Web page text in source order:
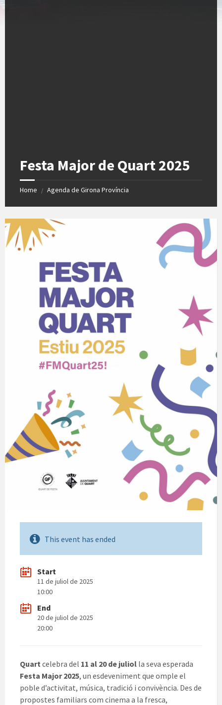
Festa Major de Quart 2025
Home / Agenda de Girona Província
This event has ended
Start
11 de juliol de 2025
10:00
End
20 de juliol de 2025
20:00
Quart celebra del 11 al 20 de juliol la seva esperada
Festa Major 2025, un esdeveniment que omple el
poble d’activitat, música, tradició i convivència. Des de
propostes familiars com cinema a la fresca,